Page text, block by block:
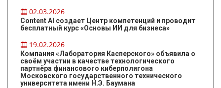
02.03.2026
Content AI создает Центр компетенций и проводит
бесплатный курс «Основы ИИ для бизнеса»
19.02.2026
Компания «Лаборатория Касперского» объявила о
своём участии в качестве технологического
партнёра финансового киберполигона
Московского государственного технического
университета имени Н.Э. Баумана